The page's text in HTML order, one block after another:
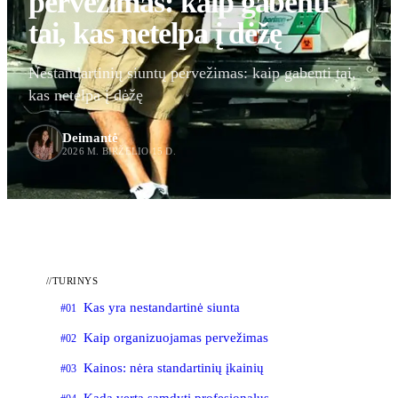
tai, kas netelpa į dėžę
Nestandartinių siuntų pervežimas: kaip gabenti tai,
kas netelpa į dėžę
Deimantė
2026 M. BIRŽELIO 15 D.
//TURINYS
#01 Kas yra nestandartinė siunta
#02 Kaip organizuojamas pervežimas
#03 Kainos: nėra standartinių įkainių